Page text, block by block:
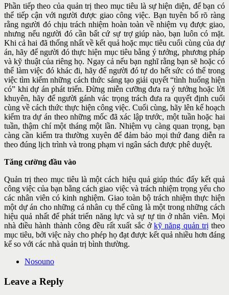
Phần tiếp theo của quản trị theo mục tiêu là sự hiện diện, để bạn có
thể tiếp cận với người được giao công việc. Bạn tuyên bố rõ ràng
rằngngười đó chịu trách nhiệm hoàn toàn về nhiệm vụ được giao,
nhưng nếungười đó cần bất cứ sự trợ giúp nào, bạn luôn có mặt.
Khi cả hai đã thống nhất về kết quả hoặc mục tiêu cuối cùng của dự
án, hãy để người đó thực hiện mục tiêu bằng ý tưởng, phương pháp
và kỹ thuật của riênghọ. Ngay cả nếu bạn nghĩ rằng bạn sẽ hoặc có
thể làm việc đó khác đi, hãy để người đó tự do hết sức có thể trong
việc tìm kiếm những cáchthức sáng tạo giải quyết “tình huống hiện
có” khi dự án phát triển. Đừng miễn cưỡng đưa ra ý tưởng hoặc lời
khuyên, hãy để người gánh vác trọng trách đưa ra quyết định cuối
cùng về cách thức thực hiện công việc. Cuối cùng, hãy lên kế hoạch
kiểm tra dự án theo những mốc đã xác lập trước, một tuần hoặc hai
tuần, thậm chí một tháng một lần. Nhiệmvụ càng quan trọng, bạn
càng cần kiểm tra thường xuyên để đảm bảo mọi thứ đang diễn ra
theo đúng lịch trình và trong phạm vi ngân sách được phê duyệt.
Tăng cường đầu vào
Quản trị theo mục tiêu là một cách hiệu quả giúp thúc đẩy kết quả
công việc của bạn bằng cách giao việc và trách nhiệm trọng yếu cho
các nhân viên có kinh nghiệm. Giao toàn bộ trách nhiệm thực hiện
một dự án cho những cá nhân cụ thể cũng là một trong những cách
hiệu quả nhất để phát triển năng lực và sự tự tin ở nhân viên. Mọi
nhà điều hành thành công đều rất xuất sắc ởkỹ năng quản trị theo
mục tiêu, bởi việc này cho phép họ đạt được kết quả nhiều hơn đáng
kể so với các nhà quản trị bình thường.
Nosouno
Leave a Reply